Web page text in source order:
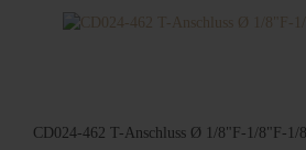
CD024-462 T-Anschluss Ø 1/8"F-1/8"F-1/